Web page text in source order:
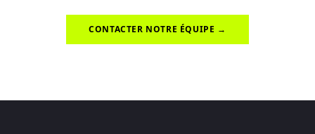
CONTACTER NOTRE ÉQUIPE →